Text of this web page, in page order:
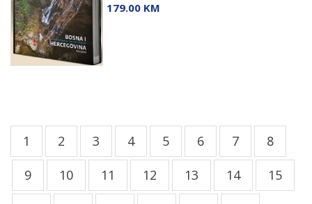
179.00 KM
1 2 3 4 5 6 7 8
9 10 11 12 13 14 15